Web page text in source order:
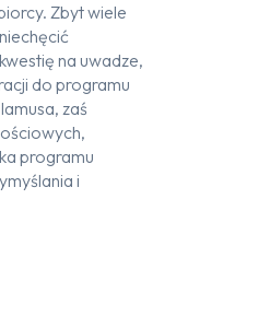
Zbyt wiele
na uwadze,
do programu
zaś
programu
i